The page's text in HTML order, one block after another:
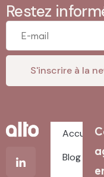
Restez
Accueil
Blog